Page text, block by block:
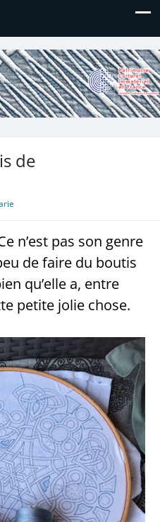
de
n’est pas son genre
de faire du boutis
qu’elle a, entre
petite jolie chose.